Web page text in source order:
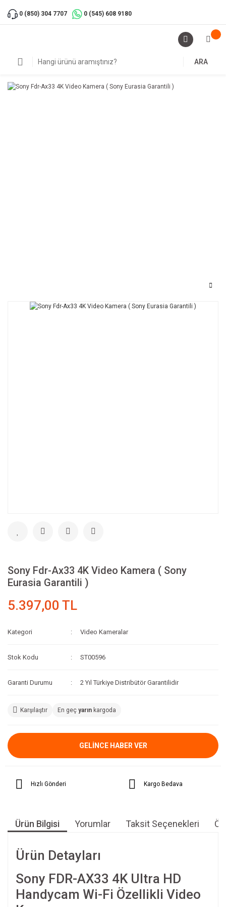
0 (850) 304 7707 0 (545) 608 9180
ARA
Sony Fdr-Ax33 4K Video Kamera ( Sony
Eurasia Garantili )
5.397,00 TL
Kategori Video Kameralar
Stok Kodu ST00596
Garanti Durumu 2 Yıl Türkiye Distribütör Garantilidir
Karşılaştır En geç yarın kargoda
GELİNCE HABER VER
Hızlı Gönderi Kargo Bedava
Ürün Bilgisi Yorumlar Taksit Seçenekleri
Ürün Detayları
Sony FDR-AX33 4K Ultra HD
Handycam Wi-Fi Özellikli Video